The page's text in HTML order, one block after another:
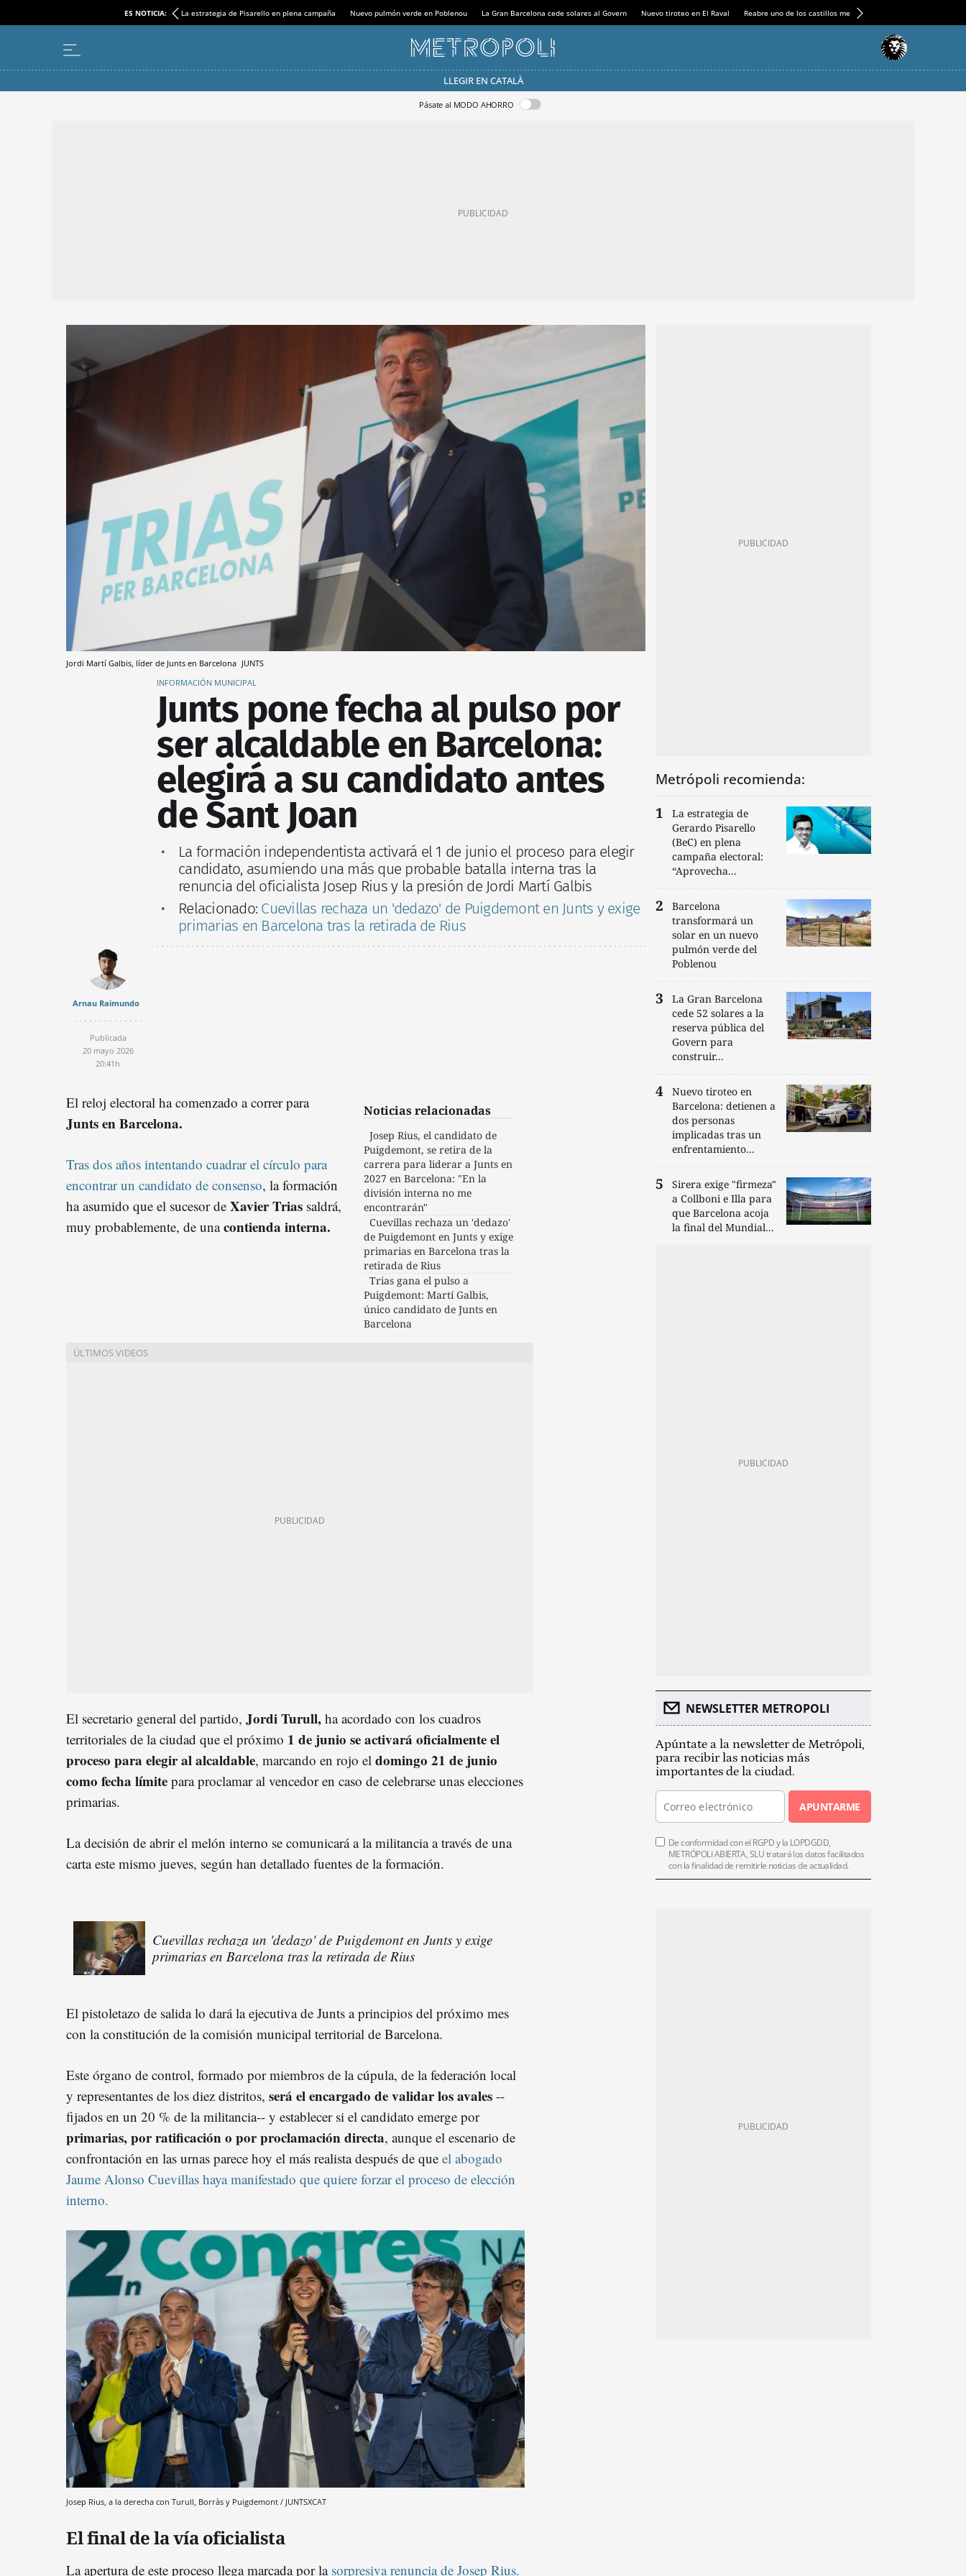
ES NOTICIA: La estrategia de Pisarello en plena campaña Nuevo pulmón verde en Poblenou La Gran Barcelona cede solares al Govern Nuevo tiroteo en El Raval Reabre uno de los castillos medievales más espectaculares
LLEGIR EN CATALÀ
Pásate al MODO AHORRO
Jordi Martí Galbis, líder de Junts en Barcelona JUNTS
INFORMACIÓN MUNICIPAL
Junts pone fecha al pulso por
ser alcaldable en Barcelona:
elegirá a su candidato antes
de Sant Joan
La formación independentista activará el 1 de junio el proceso para elegir
candidato, asumiendo una más que probable batalla interna tras la
renuncia del oficialista Josep Rius y la presión de Jordi Martí Galbis
Relacionado: Cuevillas rechaza un 'dedazo' de Puigdemont en Junts y exige
primarias en Barcelona tras la retirada de Rius
Arnau Raimundo
Publicada
20 mayo 2026
20:41h
Noticias relacionadas
Josep Rius, el candidato de
Puigdemont, se retira de la
carrera para liderar a Junts en
2027 en Barcelona: "En la
división interna no me
encontrarán"
Cuevillas rechaza un 'dedazo'
de Puigdemont en Junts y exige
primarias en Barcelona tras la
retirada de Rius
Trias gana el pulso a
Puigdemont: Martí Galbis,
único candidato de Junts en
Barcelona
El reloj electoral ha comenzado a correr para
Junts en Barcelona.
Tras dos años intentando cuadrar el círculo para
encontrar un candidato de consenso, la formación
ha asumido que el sucesor de Xavier Trias saldrá,
muy probablemente, de unacontienda interna.
El secretario general del partido, Jordi Turull, ha acordado con los cuadros
territoriales de la ciudad que el próximo 1 de junio se activará oficialmente el
proceso para elegir al alcaldable, marcando en rojo el domingo 21 de junio
como fecha límite para proclamar al vencedor en caso de celebrarse unas elecciones
primarias.
La decisión de abrir el melón interno se comunicará a la militancia a través de una
carta este mismo jueves, según han detallado fuentes de la formación.
Cuevillas rechaza un 'dedazo' de Puigdemont en Junts y exige
primarias en Barcelona tras la retirada de Rius
El pistoletazo de salida lo dará la ejecutiva de Junts a principios del próximo mes
con la constitución de la comisión municipal territorial de Barcelona.
Este órgano de control, formado por miembros de la cúpula, de la federación local
y representantes de los diez distritos, será el encargado de validar los avales --
fijados en un 20 % de la militancia-- y establecer si el candidato emerge por
primarias, por ratificación o por proclamación directa, aunque el escenario de
confrontación en las urnas parece hoy el más realista después de que el abogado
Jaume Alonso Cuevillas haya manifestado que quiere forzar el proceso de elección
interno.
Josep Rius, a la derecha con Turull, Borràs y Puigdemont / JUNTSXCAT
El final de la vía oficialista
La apertura de este proceso llega marcada por lasorpresiva renuncia de Josep Rius.
Metrópoli recomienda:
La estrategia de
Gerardo Pisarello
(BeC) en plena
campaña electoral:
“Aprovecha...
Barcelona
transformará un
solar en un nuevo
pulmón verde del
Poblenou
La Gran Barcelona
cede 52 solares a la
reserva pública del
Govern para
construir...
Nuevo tiroteo en
Barcelona: detienen a
dos personas
implicadas tras un
enfrentamiento...
Sirera exige "firmeza"
a Collboni e Illa para
que Barcelona acoja
la final del Mundial...
NEWSLETTER METROPOLI
Apúntate a la newsletter de Metrópoli,
para recibir las noticias más
importantes de la ciudad.
APUNTARME
De conformidad con el RGPD y la LOPDGDD,
METRÓPOLI ABIERTA, SLU tratará los datos facilitados
con la finalidad de remitirle noticias de actualidad.